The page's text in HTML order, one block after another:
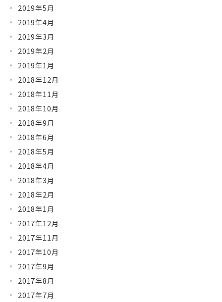
2019年5月
2019年4月
2019年3月
2019年2月
2019年1月
2018年12月
2018年11月
2018年10月
2018年9月
2018年6月
2018年5月
2018年4月
2018年3月
2018年2月
2018年1月
2017年12月
2017年11月
2017年10月
2017年9月
2017年8月
2017年7月